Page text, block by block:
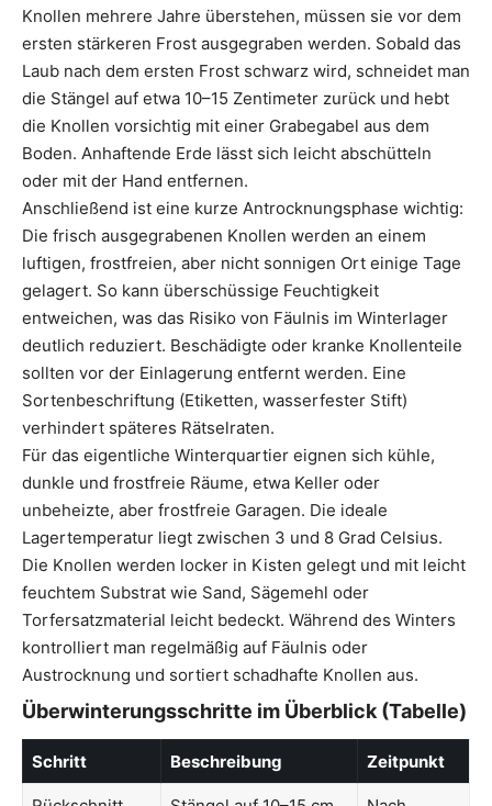
Knollen mehrere Jahre überstehen, müssen sie vor dem
ersten stärkeren Frost ausgegraben werden. Sobald das
Laub nach dem ersten Frost schwarz wird, schneidet man
die Stängel auf etwa 10–15 Zentimeter zurück und hebt
die Knollen vorsichtig mit einer Grabegabel aus dem
Boden. Anhaftende Erde lässt sich leicht abschütteln
oder mit der Hand entfernen.
Anschließend ist eine kurze Antrocknungsphase wichtig:
Die frisch ausgegrabenen Knollen werden an einem
luftigen, frostfreien, aber nicht sonnigen Ort einige Tage
gelagert. So kann überschüssige Feuchtigkeit
entweichen, was das Risiko von Fäulnis im Winterlager
deutlich reduziert. Beschädigte oder kranke Knollenteile
sollten vor der Einlagerung entfernt werden. Eine
Sortenbeschriftung (Etiketten, wasserfester Stift)
verhindert späteres Rätselraten.
Für das eigentliche Winterquartier eignen sich kühle,
dunkle und frostfreie Räume, etwa Keller oder
unbeheizte, aber frostfreie Garagen. Die ideale
Lagertemperatur liegt zwischen 3 und 8 Grad Celsius.
Die Knollen werden locker in Kisten gelegt und mit leicht
feuchtem Substrat wie Sand, Sägemehl oder
Torfersatzmaterial leicht bedeckt. Während des Winters
kontrolliert man regelmäßig auf Fäulnis oder
Austrocknung und sortiert schadhafte Knollen aus.
Überwinterungsschritte im Überblick (Tabelle)
Schritt Beschreibung Zeitpunkt